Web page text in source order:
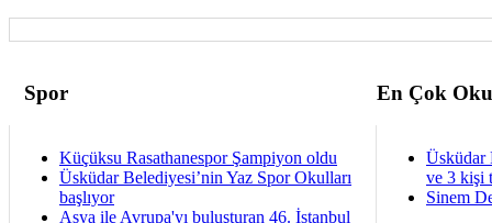
Spor En Çok
Küçüksu Rasathanespor Şampiyon oldu
Üsküdar Belediyesi’nin Yaz Spor Okulları
başlıyor
Asya ile Avrupa'yı buluşturan 46. İstanbul
Üsküdar
ve 3 kişi
Sinem